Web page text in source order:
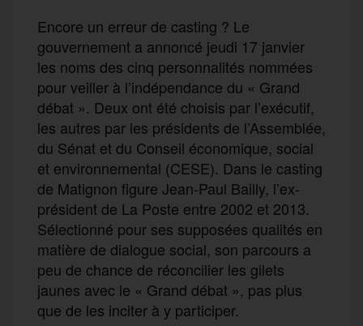
Encore un erreur de casting ? Le
gouvernement a annoncé jeudi 17 janvier
les noms des cinq personnalités nommées
pour veiller à l’indépendance du « Grand
débat ». Deux ont été choisis par l’exécutif,
les autres par les présidents de l’Assemblée,
du Sénat et du Conseil économique, social
et environnemental (CESE). Dans le casting
de Matignon figure Jean-Paul Bailly, l’ex-
président de La Poste entre 2002 et 2013.
Sélectionné pour ses supposées qualités en
matière de dialogue social, son parcours a
peu de chance de réconcilier les gilets
jaunes avec le « Grand débat », pas plus
que de les inciter à y participer.